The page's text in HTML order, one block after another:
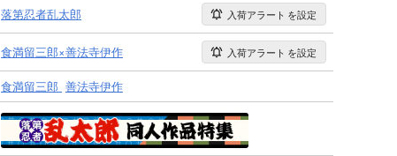
落第忍者乱太郎 入荷アラート を設定
食満留三郎×善法寺伊作 入荷アラート を設定
食満留三郎 善法寺伊作